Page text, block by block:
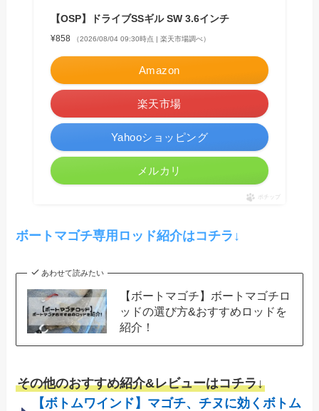
【OSP】ドライブSSギル SW 3.6インチ
¥858 （2026/08/04 09:30時点 | 楽天市場調べ）
Amazon
楽天市場
Yahooショッピング
メルカリ
ポチップ
ボートマゴチ専用ロッド紹介はコチラ↓
あわせて読みたい
【ボートマゴチ】ボートマゴチロ
ッドの選び方&おすすめロッドを
紹介！
その他のおすすめ紹介&レビューはコチラ↓
【ボトムワインド】マゴチ、チヌに効くボトム